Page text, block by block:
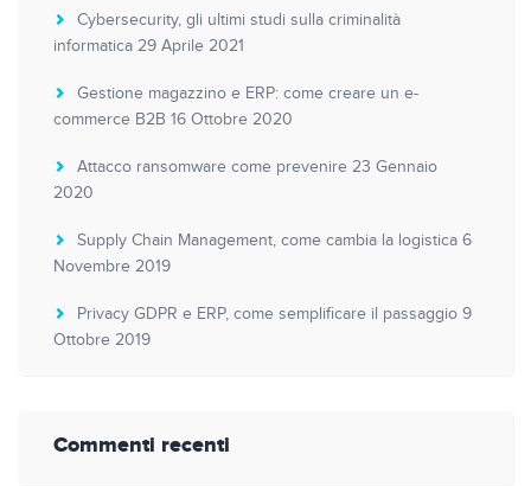
Cybersecurity, gli ultimi studi sulla criminalità
informatica 29 Aprile 2021
Gestione magazzino e ERP: come creare un e-
commerce B2B 16 Ottobre 2020
Attacco ransomware come prevenire 23 Gennaio
2020
Supply Chain Management, come cambia la logistica 6
Novembre 2019
Privacy GDPR e ERP, come semplificare il passaggio 9
Ottobre 2019
Commenti recenti